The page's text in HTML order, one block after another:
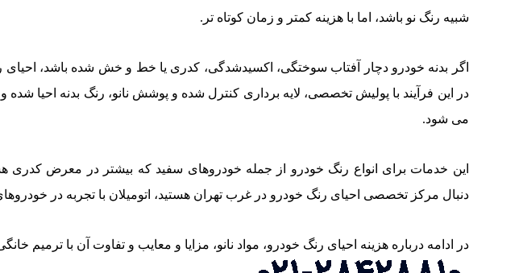
شبیه رنگ نو باشد، اما با هزینه کمتر و زمان کوتاه تر.
اگر بدنه خودرو دچار آفتاب سوختگی، اکسیدشدگی، کدری یا خط و خش شده باشد،
در این فرآیند با پولیش تخصصی، لایه برداری کنترل شده و پوشش نانو، رنگ بدنه احیا شده
می شود.
این خدمات برای انواع رنگ خودرو از جمله خودروهای سفید که بیشتر در معرض کدری
دنبال مرکز تخصصی احیای رنگ خودرو در غرب تهران هستید، اتومیلان با تجربه در
در ادامه درباره هزینه احیای رنگ خودرو، مواد نانو، مزایا و معایب و تفاوت آن با ترمیم